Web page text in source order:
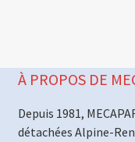
À PROPOS DE
Depuis 1981,
détachées Alpine-